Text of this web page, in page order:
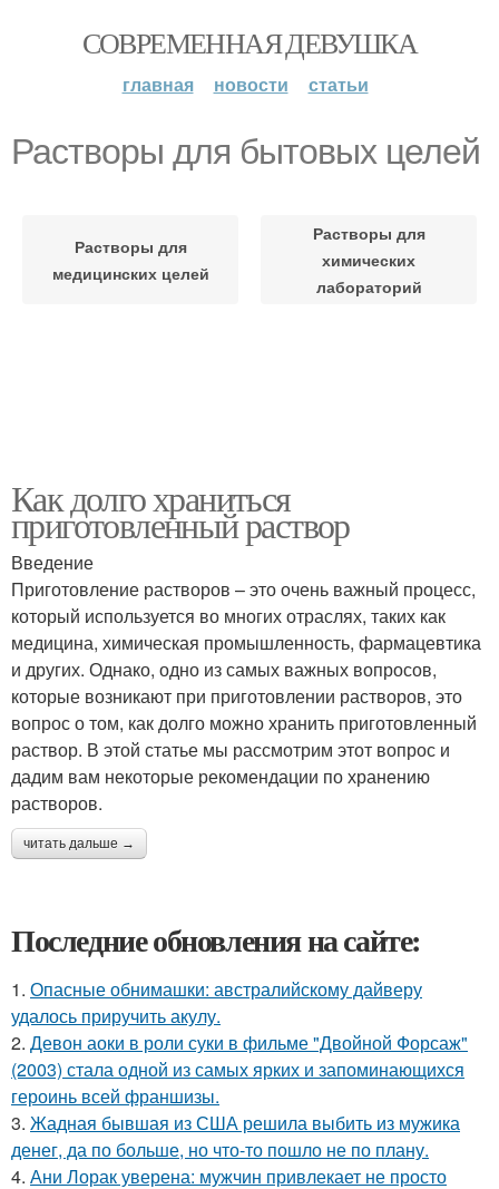
СОВРЕМЕННАЯ ДЕВУШКА
главная новости статьи
Растворы для бытовых целей
Растворы для
медицинских целей
Растворы для
химических
лабораторий
Как долго храниться
приготовленный раствор
Введение
Приготовление растворов – это очень важный процесс,
который используется во многих отраслях, таких как
медицина, химическая промышленность, фармацевтика
и других. Однако, одно из самых важных вопросов,
которые возникают при приготовлении растворов, это
вопрос о том, как долго можно хранить приготовленный
раствор. В этой статье мы рассмотрим этот вопрос и
дадим вам некоторые рекомендации по хранению
растворов.
читать дальше →
Последние обновления на сайте:
1. Опасные обнимашки: австралийскому дайверу
удалось приручить акулу.
2. Девон аоки в роли суки в фильме "Двойной Форсаж"
(2003) стала одной из самых ярких и запоминающихся
героинь всей франшизы.
3. Жадная бывшая из США решила выбить из мужика
денег, да по больше, но что-то пошло не по плану.
4. Ани Лорак уверена: мужчин привлекает не просто